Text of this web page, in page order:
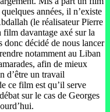
années, il n’existe
(le réalisateur Pïerre
film davantage axé sur la
décidé de nous lancer
notamment au Liban
afin de mieux
d’être un travail
ce film est qu’il serve
sur le cas de Georges